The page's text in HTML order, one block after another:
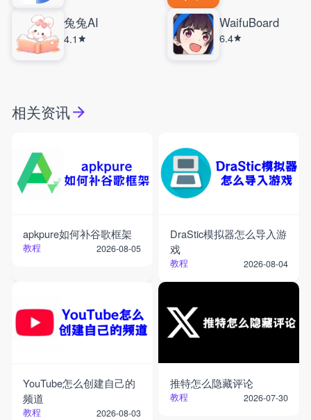
兔兔AI
4.1
WaifuBoard
6.4
相关资讯
apkpure如何补谷歌框架
教程 2026-08-05
DraStic模拟器怎么导入游
戏
教程 2026-08-04
YouTube怎么创建自己的
频道
教程 2026-08-03
推特怎么隐藏评论
教程 2026-07-30